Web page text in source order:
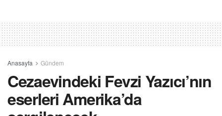
Anasayfa Gündem
Cezaevindeki Fevzi Yazıcı’nın
eserleri Amerika’da